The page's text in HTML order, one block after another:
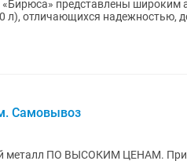
л), отличающихся надежностью,
Самовывоз
ЦЕНАМ. Прием любого вида железа,